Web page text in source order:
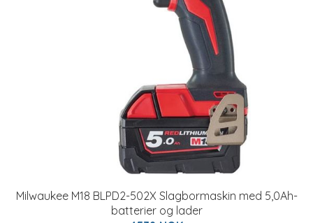
Milwaukee M18 BLPD2-502X Slagbormaskin med 5,0Ah-
batterier og lader